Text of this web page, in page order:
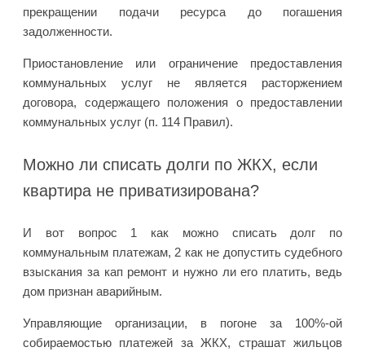
прекращении подачи ресурса до погашения
задолженности.
Приостановление или ограничение предоставления
коммунальных услуг не является расторжением
договора, содержащего положения о предоставлении
коммунальных услуг (п. 114 Правил).
Можно ли списать долги по ЖКХ, если
квартира не приватизирована?
И вот вопрос 1 как можно списать долг по
коммунальным платежам, 2 как не допустить судебного
взыскания за кап ремонт и нужно ли его платить, ведь
дом признан аварийным.
Управляющие организации, в погоне за 100%-ой
собираемостью платежей за ЖКХ, страшат жильцов